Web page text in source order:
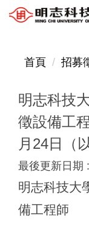
跳
首頁 招募
明志科技
徵設備工
月24日（
最後更新日期 :
明志科技大
備工程師